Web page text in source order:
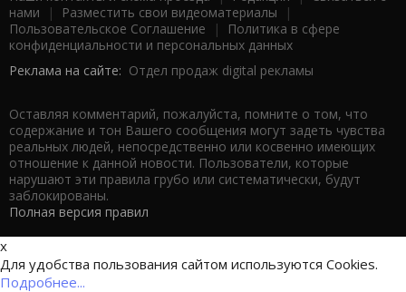
нами | Разместить свои видеоматериалы |
Пользовательское Соглашение |
Политика в сфере
конфиденциальности и персональных данных
Реклама на сайте: Отдел продаж digital рекламы
Оставляя комментарий, пожалуйста, помните о том, что
содержание и тон Вашего сообщения могут задеть чувства
реальных людей, непосредственно или косвенно имеющих
отношение к данной новости. Пользователи, которые
нарушают эти правила грубо или систематически, будут
заблокированы.
Полная версия правил
x
Для удобства пользования сайтом используются Cookies.
Подробнее...